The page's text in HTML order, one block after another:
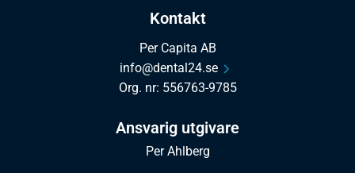
Kontakt
Per Capita AB
info@dental24.se
Org. nr: 556763-9785
Ansvarig utgivare
Per Ahlberg